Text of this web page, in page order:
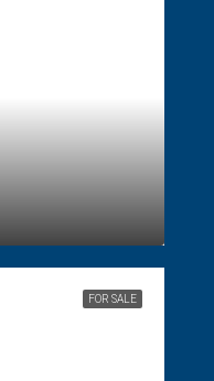
FOR SALE